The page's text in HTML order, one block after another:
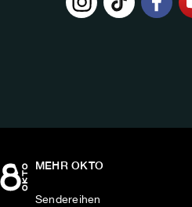
MEHR OKTO
Sendereihen